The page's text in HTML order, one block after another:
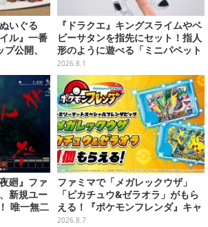
いぐる
ル』一番
公開、
ルボード
『ドラクエ』キングスライムやベ
ビーサタンを指先にセット！指人
形のように遊べる「ミニパペット
ぬいぐるみ」が楽しい
2026.8.1
廻』ファ
新規ユー
唯一無二
も暮らし
ファミマで「メガレックウザ」
「ピカチュウ&ゼラオラ」がもら
える！『ポケモンフレンダ』キャ
ンペーンが8月11日開始
2026.8.7